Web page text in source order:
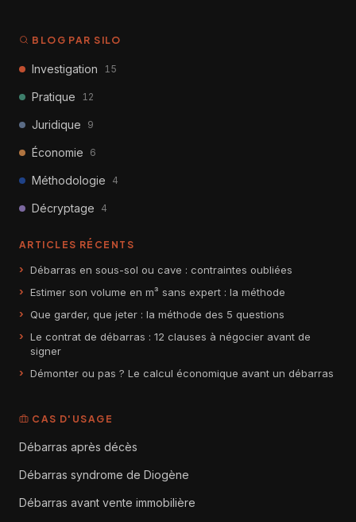
BLOG PAR SILO
Investigation 15
Pratique 12
Juridique 9
Économie 6
Méthodologie 4
Décryptage 4
ARTICLES RÉCENTS
Débarras en sous-sol ou cave : contraintes oubliées
Estimer son volume en m³ sans expert : la méthode
Que garder, que jeter : la méthode des 5 questions
Le contrat de débarras : 12 clauses à négocier avant de
signer
Démonter ou pas ? Le calcul économique avant un débarras
CAS D'USAGE
Débarras après décès
Débarras syndrome de Diogène
Débarras avant vente immobilière